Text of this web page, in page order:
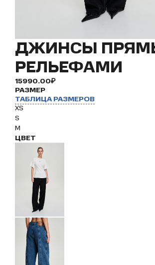
ДЖИНСЫ
РЕЛЬЕФАМИ
15990.00₽
РАЗМЕР
ТАБЛИЦА РАЗМЕРОВ
XS
S
M
ЦВЕТ